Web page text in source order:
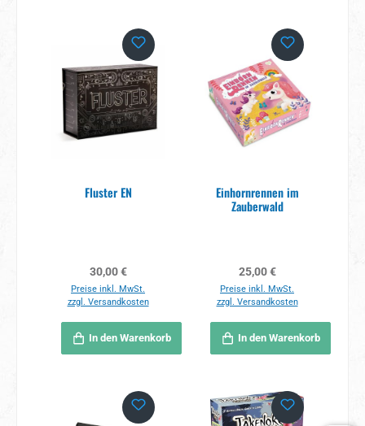
Fluster EN
Regulärer Preis:
30,00 €
Preise inkl. MwSt.
zzgl. Versandkosten
In den Warenkorb
Einhornrennen im
Zauberwald
Regulärer Preis:
25,00 €
Preise inkl. MwSt.
zzgl. Versandkosten
In den Warenkorb